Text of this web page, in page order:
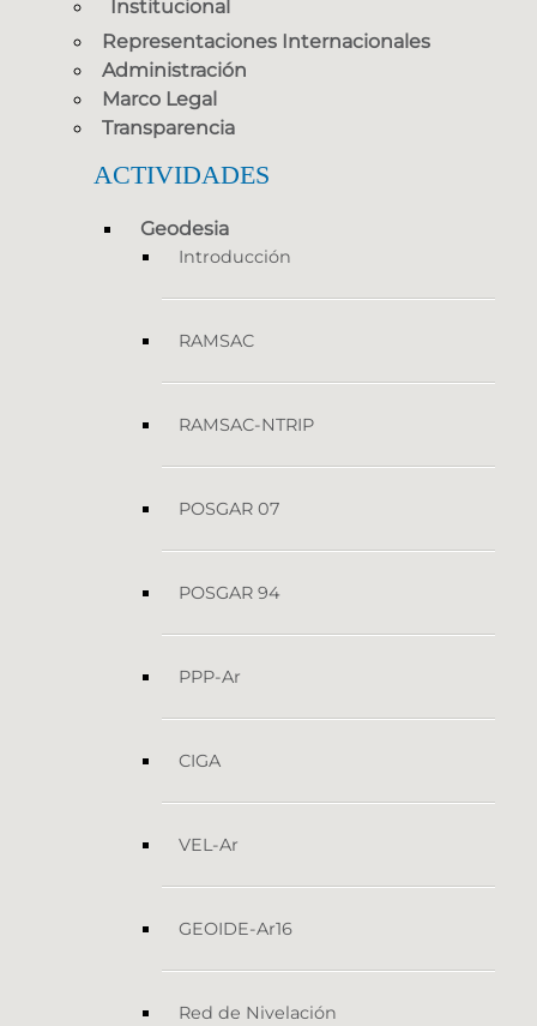
Institucional
Representaciones Internacionales
Administración
Marco Legal
Transparencia
ACTIVIDADES
Geodesia
Introducción
RAMSAC
RAMSAC-NTRIP
POSGAR 07
POSGAR 94
PPP-Ar
CIGA
VEL-Ar
GEOIDE-Ar16
Red de Nivelación